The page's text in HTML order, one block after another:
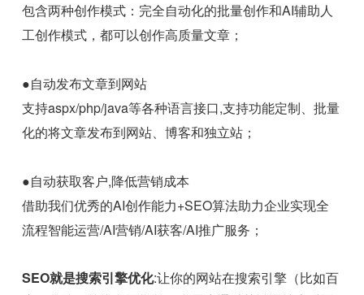
包含两种创作模式：完全自动化的批量创作和AI辅助人
工创作模式，都可以创作高质量文章；
●自动发布文章到网站
支持aspx/php/java等各种语言接口,支持功能定制、批量
化的将文章发布到网站、博客和独立站；
●自动获取客户,降低营销成本
借助我们优秀的AI创作能力+SEO算法助力企业实现全
流程智能运营/AI营销/AI获客/AI推广服务；
SEO就是搜索引擎优化:让你的网站在搜索引擎（比如百